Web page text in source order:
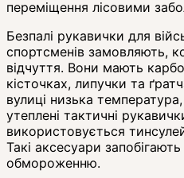
переміщення лісовими
Безпалі рукавички для
спортсменів замовляють,
відчуття. Вони мають
кісточках, липучки та
вулиці низька
утеплені тактичні
використовується
Такі аксесуари
обмороженню.